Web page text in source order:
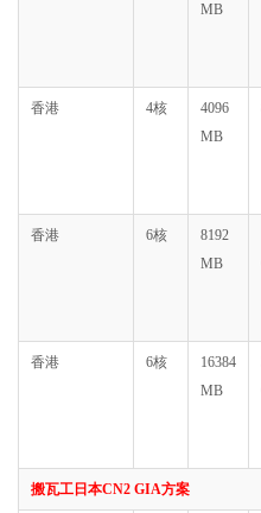
MB
香港 4核
4096
MB
香港 6核
8192
MB
香港 6核
16384
MB
搬瓦工日本CN2 GIA方案